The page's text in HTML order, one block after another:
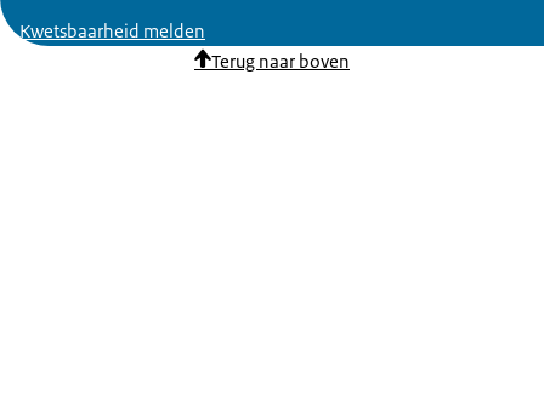
Kwetsbaarheid melden
Terug naar boven